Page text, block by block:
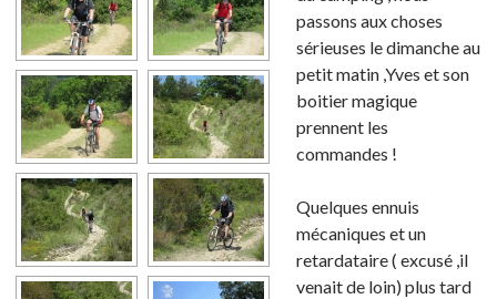
passons aux choses
sérieuses le dimanche au
petit matin ,Yves et son
boitier magique
prennent les
commandes !
Quelques ennuis
mécaniques et un
retardataire ( excusé ,il
venait de loin) plus tard